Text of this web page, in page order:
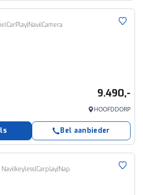
9.490,-
HOOFDDORP
Bel aanbieder